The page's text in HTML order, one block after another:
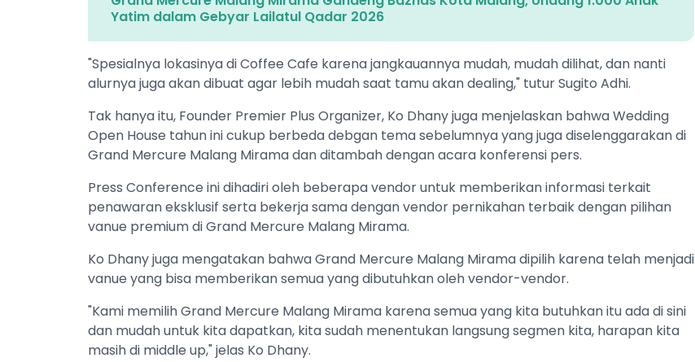
Yatim dalam Gebyar Lailatul Qadar 2026
"Spesialnya lokasinya di Coffee Cafe karena jangkauannya mudah, mudah dilihat, dan nanti
alurnya juga akan dibuat agar lebih mudah saat tamu akan dealing," tutur Sugito Adhi.
Tak hanya itu, Founder Premier Plus Organizer, Ko Dhany juga menjelaskan bahwa Wedding
Open House tahun ini cukup berbeda debgan tema sebelumnya yang juga diselenggarakan di
Grand Mercure Malang Mirama dan ditambah dengan acara konferensi pers.
Press Conference ini dihadiri oleh beberapa vendor untuk memberikan informasi terkait
penawaran eksklusif serta bekerja sama dengan vendor pernikahan terbaik dengan pilihan
vanue premium di Grand Mercure Malang Mirama.
Ko Dhany juga mengatakan bahwa Grand Mercure Malang Mirama dipilih karena telah menjadi
vanue yang bisa memberikan semua yang dibutuhkan oleh vendor-vendor.
"Kami memilih Grand Mercure Malang Mirama karena semua yang kita butuhkan itu ada di sini
dan mudah untuk kita dapatkan, kita sudah menentukan langsung segmen kita, harapan kita
masih di middle up," jelas Ko Dhany.